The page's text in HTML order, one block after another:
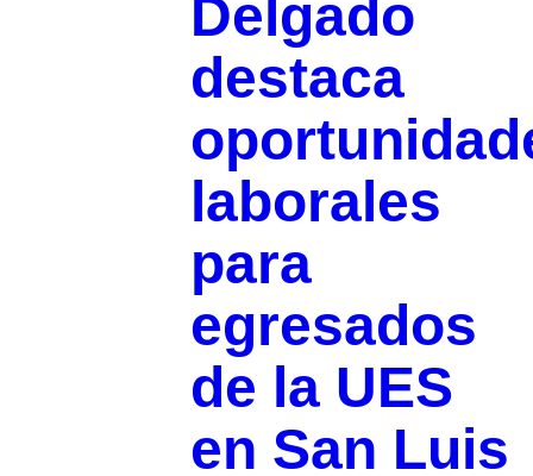
Delgado
destaca
laborales
para
egresados
de la UES
en San Luis